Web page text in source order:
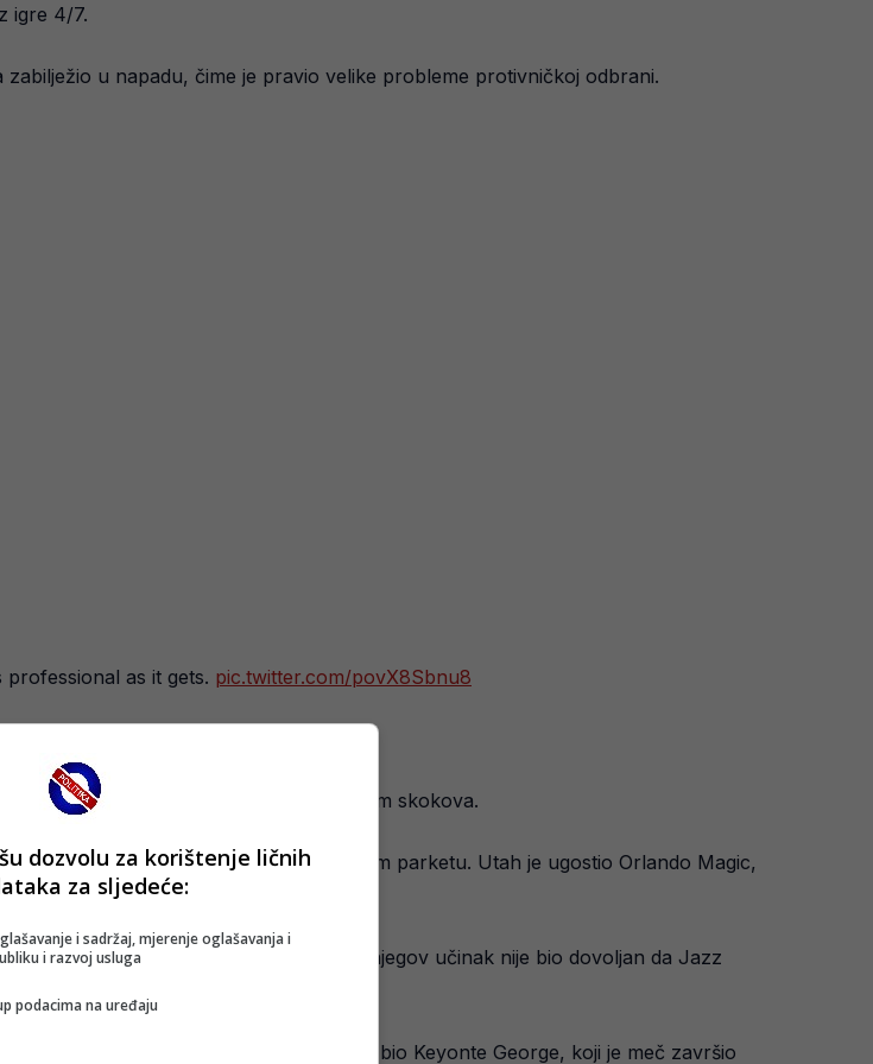
igre 4/7.
u napadu, čime je pravio velike probleme protivničkoj odbrani.
as it gets. pic.twitter.com/povX8Sbnu8
sa 33 poena, 10 asistencija i sedam skokova.
i produžetka poražen na domaćem parketu. Utah je ugostio Orlando Magic,
128:127.
osam skokova i pet asistencija, ali njegov učinak nije bio dovoljan da Jazz
dok je u domaćem sastavu najefikasniji bio Keyonte George, koji je meč završio
dozvolu za korištenje ličnih
za sljedeće:
i sadržaj, mjerenje oglašavanja i
i razvoj usluga
podacima na uređaju